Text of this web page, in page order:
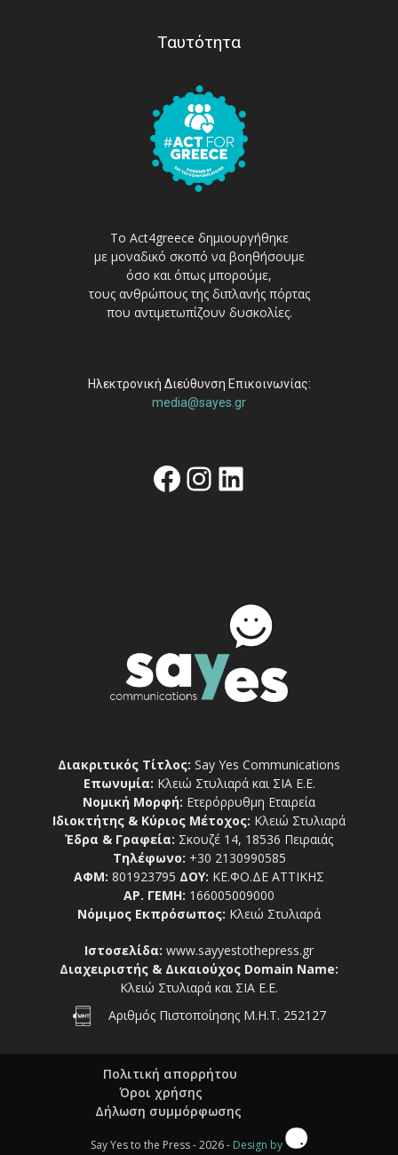
Ταυτότητα
Το Act4greece δημιουργήθηκε
με μοναδικό σκοπό να βοηθήσουμε
όσο και όπως μπορούμε,
τους ανθρώπους της διπλανής πόρτας
που αντιμετωπίζουν δυσκολίες.
Ηλεκτρονική Διεύθυνση Επικοινωνίας:
media@sayes.gr
Facebook
Instagram
Linkedin
Διακριτικός Τίτλος: Say Yes Communications
Επωνυμία: Κλειώ Στυλιαρά και ΣΙΑ Ε.Ε.
Νομική Μορφή: Ετερόρρυθμη Εταιρεία
Ιδιοκτήτης & Κύριος Μέτοχος: Κλειώ Στυλιαρά
Έδρα & Γραφεία: Σκουζέ 14, 18536 Πειραιάς
Τηλέφωνο: +30 2130990585
ΑΦΜ: 801923795 ΔΟΥ: ΚΕ.ΦΟ.ΔΕ ΑΤΤΙΚΗΣ
ΑΡ. ΓΕΜΗ: 166005009000
Νόμιμος Εκπρόσωπος: Κλειώ Στυλιαρά
Ιστοσελίδα: www.sayyestothepress.gr
Διαχειριστής & Δικαιούχος Domain Name:
Κλειώ Στυλιαρά και ΣΙΑ Ε.Ε.
Αριθμός Πιστοποίησης Μ.Η.Τ. 252127
Πολιτική απορρήτου
Όροι χρήσης
Δήλωση συμμόρφωσης
Say Yes to the Press - 2026 - Design by